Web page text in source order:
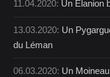
11.04.2020: Un Elanion
13.03.2020: Un
du Léman
06.03.2020: Un